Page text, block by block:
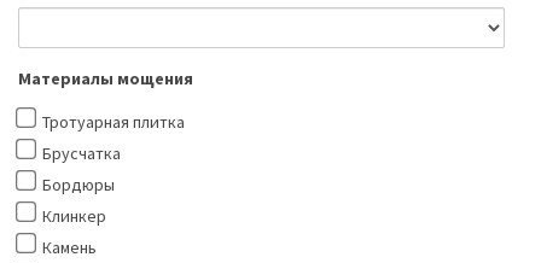
Материалы мощения
Тротуарная плитка
Брусчатка
Бордюры
Клинкер
Камень